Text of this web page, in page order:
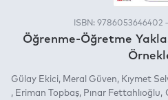
ISBN: 9786053646402
Öğrenme-Öğretme
Gülay Ekici Meral Güven Kıymet
Eriman Topbaş
Pınar Fettahlıoğlu